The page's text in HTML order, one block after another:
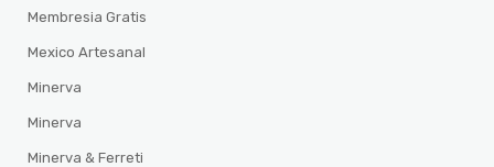
Membresia Gratis
Mexico Artesanal
Minerva
Minerva
Minerva & Ferreti